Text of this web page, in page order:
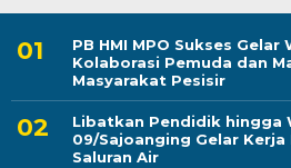
PB HMI MPO Sukses
Kolaborasi Pemuda dan
Masyarakat Pesisir
Libatkan Pendidik hingga
09/Sajoanging Gelar
Saluran Air